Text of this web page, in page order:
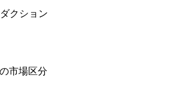
クション
市場区分